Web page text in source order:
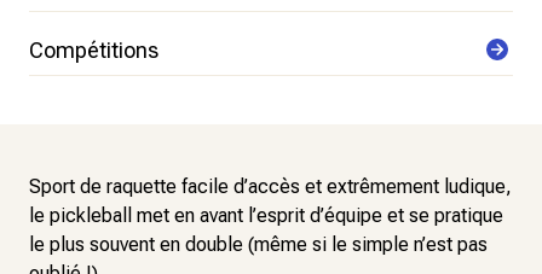
Compétitions
Sport de raquette facile d’accès et extrêmement ludique,
le pickleball met en avant l’esprit d’équipe et se pratique
le plus souvent en double (même si le simple n’est pas